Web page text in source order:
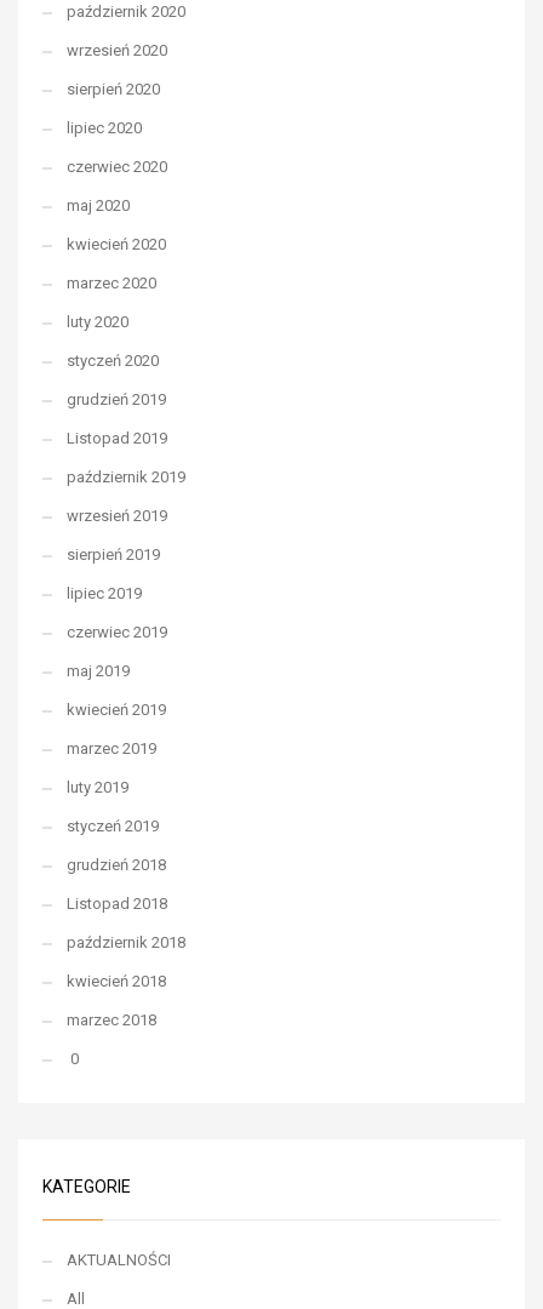
październik 2020
wrzesień 2020
sierpień 2020
lipiec 2020
czerwiec 2020
maj 2020
kwiecień 2020
marzec 2020
luty 2020
styczeń 2020
grudzień 2019
Listopad 2019
październik 2019
wrzesień 2019
sierpień 2019
lipiec 2019
czerwiec 2019
maj 2019
kwiecień 2019
marzec 2019
luty 2019
styczeń 2019
grudzień 2018
Listopad 2018
październik 2018
kwiecień 2018
marzec 2018
0
KATEGORIE
AKTUALNOŚCI
All